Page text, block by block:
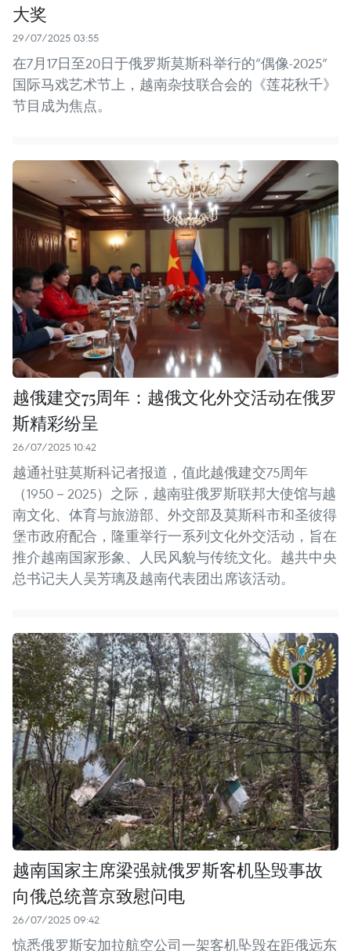
大奖
29/07/2025 03:55
在7月17日至20日于俄罗斯莫斯科举行的“偶像-2025”
国际马戏艺术节上，越南杂技联合会的《莲花秋千》
节目成为焦点。
越俄建交75周年：越俄文化外交活动在俄罗
斯精彩纷呈
26/07/2025 10:42
越通社驻莫斯科记者报道，值此越俄建交75周年
（1950－2025）之际，越南驻俄罗斯联邦大使馆与越
南文化、体育与旅游部、外交部及莫斯科市和圣彼得
堡市政府配合，隆重举行一系列文化外交活动，旨在
推介越南国家形象、人民风貌与传统文化。越共中央
总书记夫人吴芳璃及越南代表团出席该活动。
越南国家主席梁强就俄罗斯客机坠毁事故
向俄总统普京致慰问电
26/07/2025 09:42
惊悉俄罗斯安加拉航空公司一架客机坠毁在距俄远东